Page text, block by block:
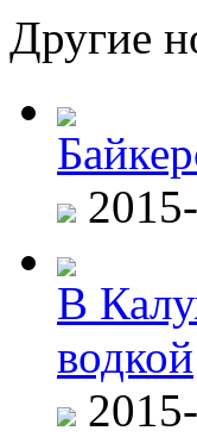
Другие
В
водкой